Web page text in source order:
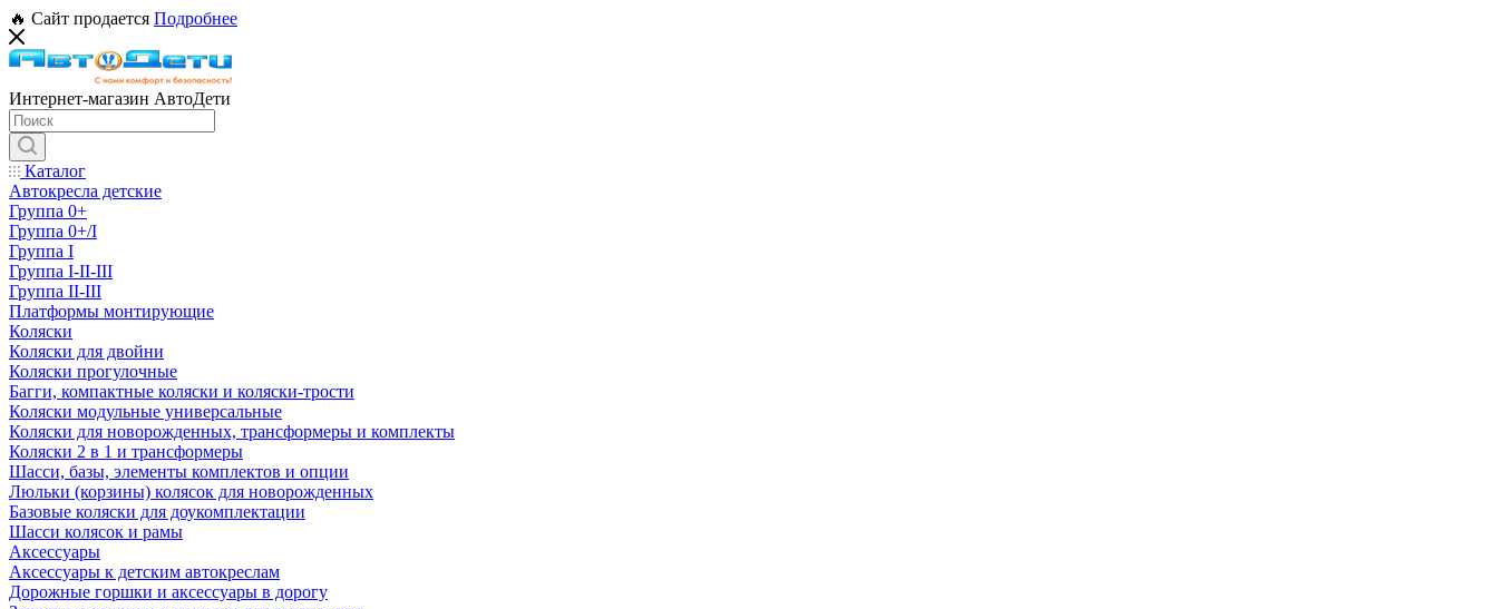
🔥 Сайт продается Подробнее
Интернет-магазин АвтоДети
Каталог
Автокресла детские
Группа 0+
Группа 0+/I
Группа I
Группа I-II-III
Группа II-III
Платформы монтирующие
Коляски
Коляски для двойни
Коляски прогулочные
Багги, компактные коляски и коляски-трости
Коляски модульные универсальные
Коляски для новорожденных, трансформеры и комплекты
Коляски 2 в 1 и трансформеры
Шасси, базы, элементы комплектов и опции
Люльки (корзины) колясок для новорожденных
Базовые коляски для доукомплектации
Шасси колясок и рамы
Аксессуары
Аксессуары к детским автокреслам
Дорожные горшки и аксессуары в дорогу